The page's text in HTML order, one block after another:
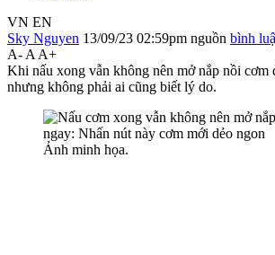
VN EN
Sky Nguyen 13/09/23 02:59pm nguồn bình
A- A A+
Khi nấu xong vẫn không nên mở nắp nồi cơm
nhưng không phải ai cũng biết lý do.
Ảnh minh họa.